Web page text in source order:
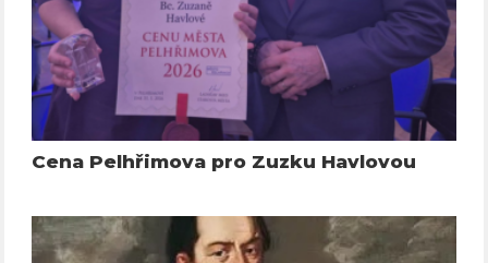
Cena Pelhřimova pro Zuzku Havlovou